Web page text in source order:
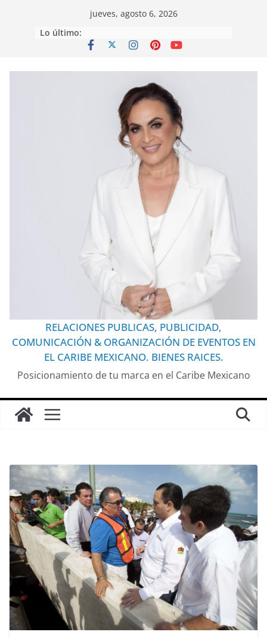
jueves, agosto 6, 2026
Lo último:
RELACIONES PUBLICAS, PUBLICIDAD,
COMUNICACIÓN & ORGANIZACIÓN DE EVENTOS EN
EL CARIBE MEXICANO. BIENES RAICES.
Posicionamiento de tu marca en el Caribe Mexicano